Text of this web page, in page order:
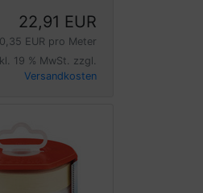
22,91 EUR
0,35 EUR pro Meter
19 % MwSt. zzgl.
Versandkosten